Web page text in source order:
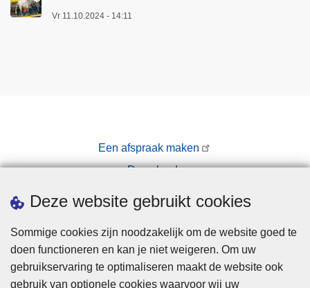
Deze website gebruikt cookies
Sommige cookies zijn noodzakelijk om de website goed te
doen functioneren en kan je niet weigeren. Om uw
gebruikservaring te optimaliseren maakt de website ook
gebruik van optionele cookies waarvoor wij uw
Vr 11.10.2024 - 14:11
Een afspraak maken
Downloads